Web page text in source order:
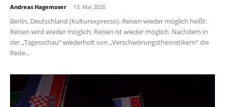
Andreas Hagemoser - 13. Mai 2020
Berlin, Deutschland (Kulturexpresso). Reisen wieder möglich heißt:
Reisen wird wieder möglich, Reisen ist wieder möglich. Nachdem in
der „Tagesschau“ wiederholt von „Verschwörungstheoretikern“ die
Rede...